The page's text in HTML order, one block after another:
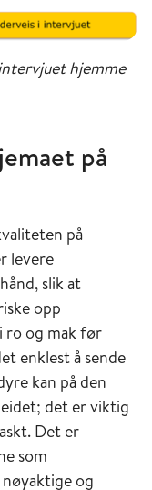
hjemme
på
på
levere
slik at
opp
ro og mak før
enklest å sende
kan på den
det er viktig
Det er
som
og